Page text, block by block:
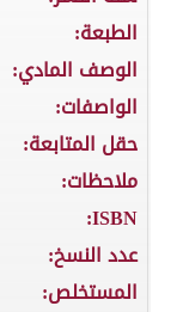
الطبعة:
الوصف المادي:
الواصفات:
حقل المتابعة:
ملاحظات:
ISBN:
عدد النسخ:
المستخلص: